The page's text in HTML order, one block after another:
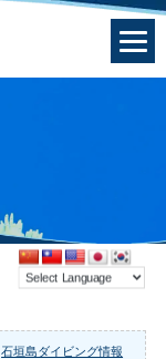
,石垣島ダイビング情報